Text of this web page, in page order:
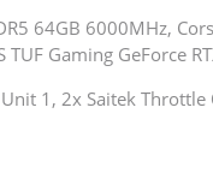
64GB 6000MHz,
Gaming GeForce
1, 2x Saitek Throttle